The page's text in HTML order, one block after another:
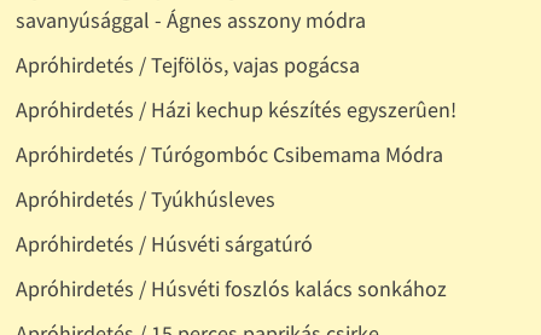
savanyúsággal - Ágnes asszony módra
Apróhirdetés / Tejfölös, vajas pogácsa
Apróhirdetés / Házi kechup készítés egyszerûen!
Apróhirdetés / Túrógombóc Csibemama Módra
Apróhirdetés / Tyúkhúsleves
Apróhirdetés / Húsvéti sárgatúró
Apróhirdetés / Húsvéti foszlós kalács sonkához